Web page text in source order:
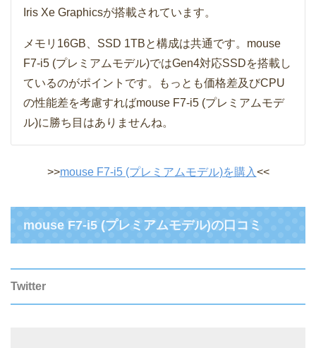
Iris Xe Graphicsが搭載されています。
メモリ16GB、SSD 1TBと構成は共通です。mouse
F7-i5 (プレミアムモデル)ではGen4対応SSDを搭載し
ているのがポイントです。もっとも価格差及びCPU
の性能差を考慮すればmouse F7-i5 (プレミアムモデ
ル)に勝ち目はありませんね。
>>mouse F7-i5 (プレミアムモデル)を購入<<
mouse F7-i5 (プレミアムモデル)の口コミ
Twitter